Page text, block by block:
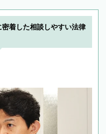
密着した相談しやすい法律